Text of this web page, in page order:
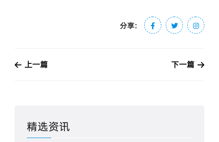
分享:
上一篇 下一篇
精选资讯